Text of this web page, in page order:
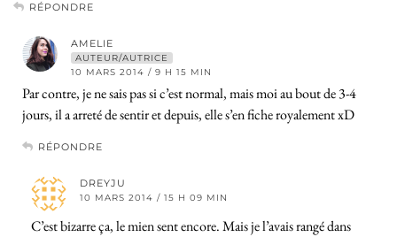
RÉPONDRE
AMELIE
AUTEUR/AUTRICE
10 MARS 2014 / 9 H 15 MIN
Par contre, je ne sais pas si c’est normal, mais moi au bout de 3-4
jours, il a arreté de sentir et depuis, elle s’en fiche royalement xD
RÉPONDRE
DREYJU
10 MARS 2014 / 15 H 09 MIN
C’est bizarre ça, le mien sent encore. Mais je l’avais rangé dans